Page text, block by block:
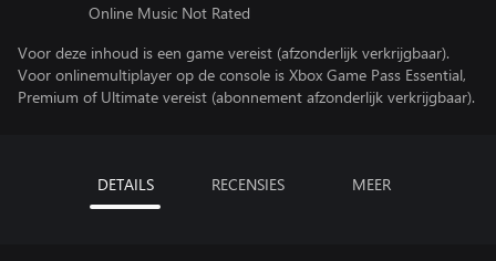
Online Music Not Rated
Voor deze inhoud is een game vereist (afzonderlijk verkrijgbaar).
Voor onlinemultiplayer op de console is Xbox Game Pass Essential,
Premium of Ultimate vereist (abonnement afzonderlijk verkrijgbaar).
DETAILS RECENSIES MEER